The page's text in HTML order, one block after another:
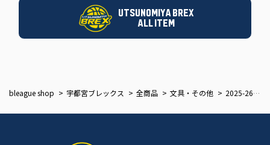
UTSUNOMIYA BREX
ALL ITEM
bleague shop 宇都宮ブレックス 全商品 文具・その他 2025-26 BREXカーサイン